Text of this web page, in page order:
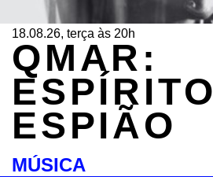
18.08.26, terça às 20h
QMAR:
ESPÍRITO
ESPIÃO
MÚSICA